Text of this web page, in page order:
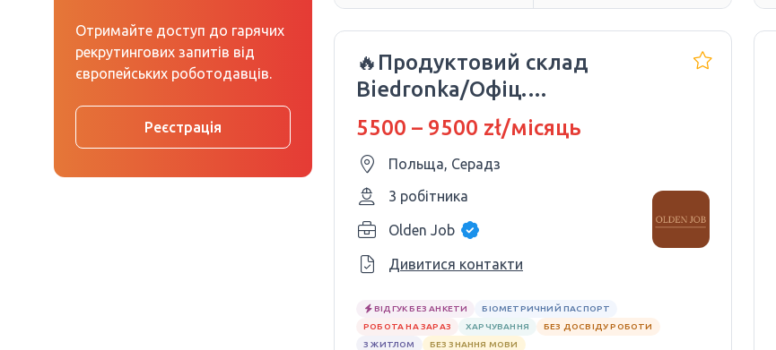
Отримайте доступ до гарячих
рекрутингових запитів від
європейських роботодавців.
Реєстрація
🔥Продуктовий склад
Biedronka/Офіц.
працевлаштування
5500 – 9500 zł/місяць
Польща, Серадз
3 робітника
Olden Job
Дивитися контакти
ВІДГУК БЕЗ АНКЕТИ
БІОМЕТРИЧНИЙ ПАСПОРТ
РОБОТА НА ЗАРАЗ
ХАРЧУВАННЯ
БЕЗ ДОСВІДУ РОБОТИ
З ЖИТЛОМ
БЕЗ ЗНАННЯ МОВИ